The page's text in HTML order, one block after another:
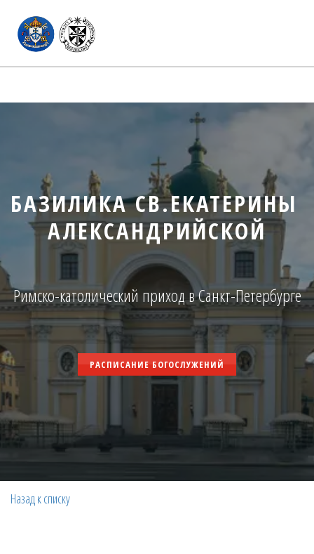
БАЗИЛИКА СВ.ЕКАТЕРИНЫ
АЛЕКСАНДРИЙСКОЙ
Римско-католический приход в Санкт-Петербурге
РАСПИСАНИЕ БОГОСЛУЖЕНИЙ
Назад к списку